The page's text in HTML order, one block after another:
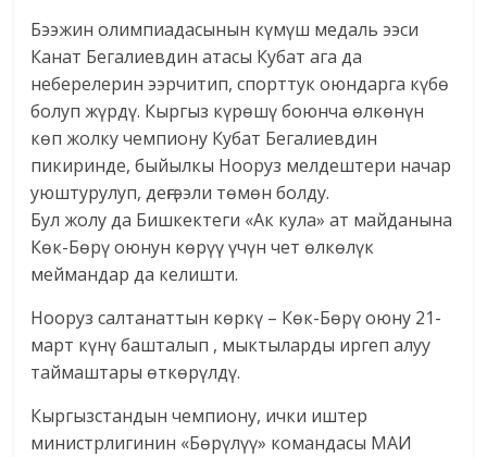
Бээжин олимпиадасынын күмүш медаль ээси
Канат Бегалиевдин атасы Кубат ага да
неберелерин ээрчитип, спорттук оюндарга күбө
болуп жүрдү. Кыргыз күрөшү боюнча өлкөнүн
көп жолку чемпиону Кубат Бегалиевдин
пикиринде, быйылкы Нооруз мелдештери начар
уюштурулуп, деңгээли төмөн болду.
Бул жолу да Бишкектеги «Ак кула» ат майданына
Көк-Бөрү оюнун көрүү үчүн чет өлкөлүк
меймандар да келишти.
Нооруз салтанаттын көркү – Көк-Бөрү оюну 21-
март күнү башталып , мыктыларды иргеп алуу
таймаштары өткөрүлдү.
Кыргызстандын чемпиону, ички иштер
министрлигинин «Бөрүлүү» командасы МАИ